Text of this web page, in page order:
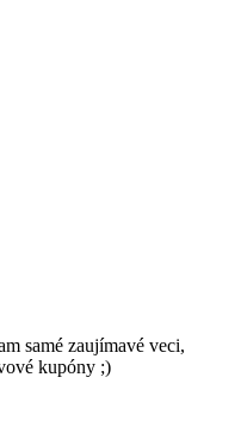
samé zaujímavé veci,
kupóny ;)